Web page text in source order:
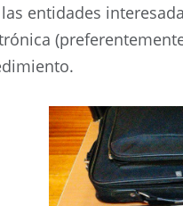
las entidades